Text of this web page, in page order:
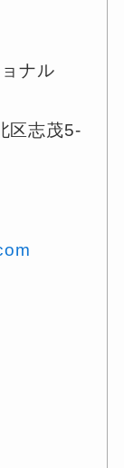
ナル
区志茂5-